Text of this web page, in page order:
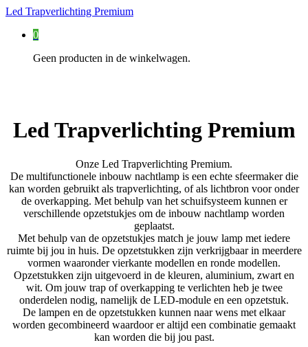
Led Trapverlichting Premium
0
Geen producten in de winkelwagen.
Led Trapverlichting Premium
Onze Led Trapverlichting Premium.
De multifunctionele inbouw nachtlamp is een echte sfeermaker die
kan worden gebruikt als trapverlichting, of als lichtbron voor onder
de overkapping. Met behulp van het schuifsysteem kunnen er
verschillende opzetstukjes om de inbouw nachtlamp worden
geplaatst.
Met behulp van de opzetstukjes match je jouw lamp met iedere
ruimte bij jou in huis. De opzetstukken zijn verkrijgbaar in meerdere
vormen waaronder vierkante modellen en ronde modellen.
Opzetstukken zijn uitgevoerd in de kleuren, aluminium, zwart en
wit. Om jouw trap of overkapping te verlichten heb je twee
onderdelen nodig, namelijk de LED-module en een opzetstuk.
De lampen en de opzetstukken kunnen naar wens met elkaar
worden gecombineerd waardoor er altijd een combinatie gemaakt
kan worden die bij jou past.